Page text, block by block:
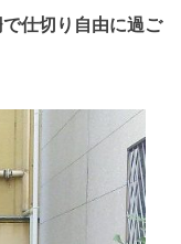
仕切り自由に過ご